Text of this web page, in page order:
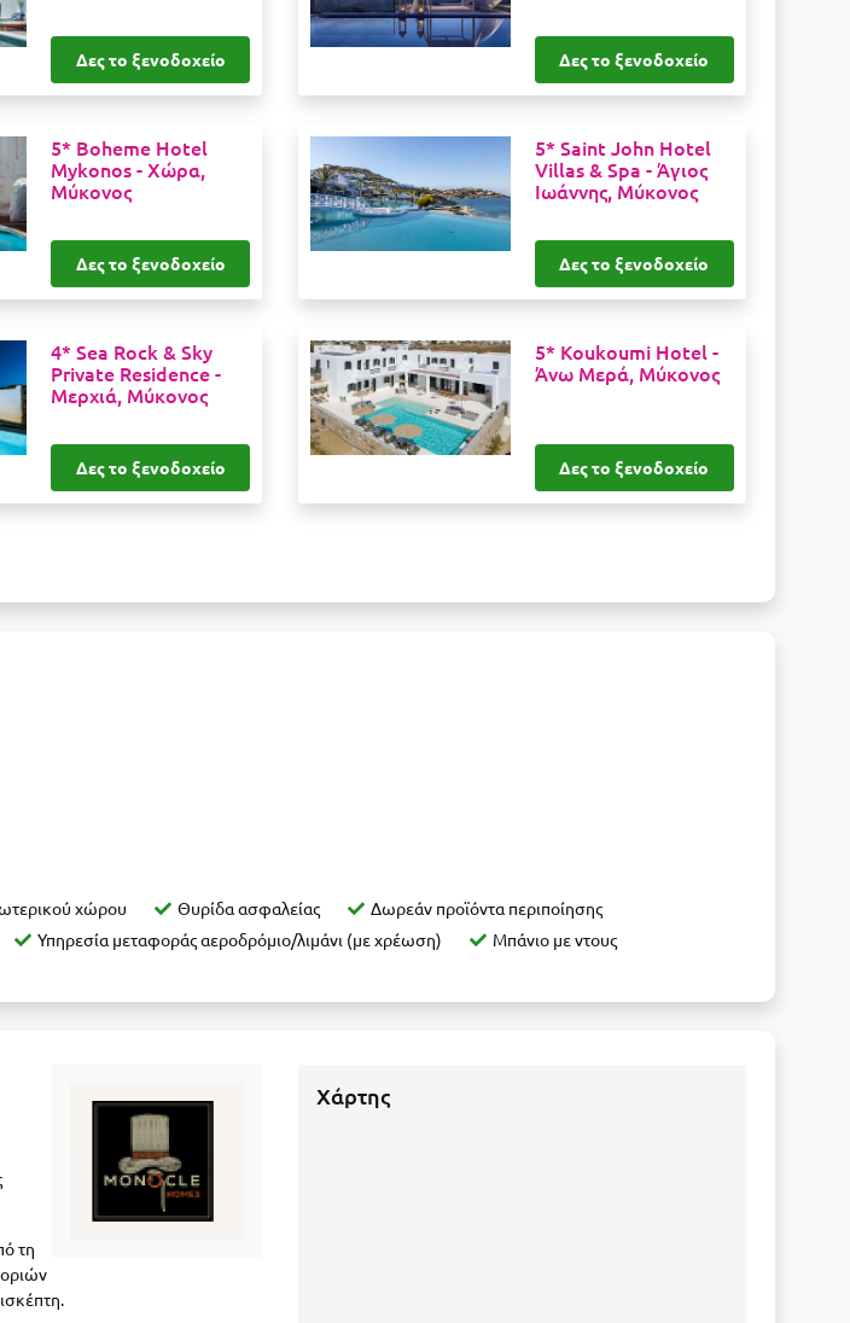
Δες το ξενοδοχείο Δες το ξενοδοχείο
5* Boheme Hotel
Mykonos -Χώρα,
Μύκονος
Δες το ξενοδοχείο
5* Saint John Hotel
Villas & Spa -Άγιος
Ιωάννης, Μύκονος
Δες το ξενοδοχείο
4* Sea Rock & Sky
Private Residence -
Μερχιά, Μύκονος
Δες το ξενοδοχείο
5* Koukoumi Hotel -
Άνω Μερά, Μύκονος
Δες το ξενοδοχείο
χώρου Θυρίδα ασφαλείας
Δωρεάν προϊόντα περιποίησης
Υπηρεσία μεταφοράς αεροδρόμιο/λιμάνι (με χρέωση) Μπάνιο με ντους
τη
Χάρτης